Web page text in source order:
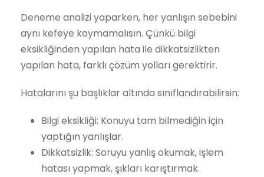
Deneme analizi yaparken, her yanlışın sebebini
aynı kefeye koymamalısın. Çünkü bilgi
eksikliğinden yapılan hata ile dikkatsizlikten
yapılan hata, farklı çözüm yolları gerektirir.
Hatalarını şu başlıklar altında sınıflandırabilirsin:
Bilgi eksikliği: Konuyu tam bilmediğin için
yaptığın yanlışlar.
Dikkatsizlik: Soruyu yanlış okumak, işlem
hatası yapmak, şıkları karıştırmak.